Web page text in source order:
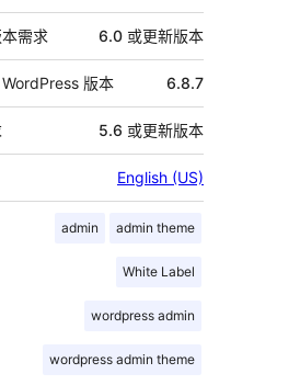
需求 6.0 或更新版本
版本 6.8.7
5.6 或更新版本
English (US)
admin admin theme
White Label
wordpress admin
wordpress admin theme